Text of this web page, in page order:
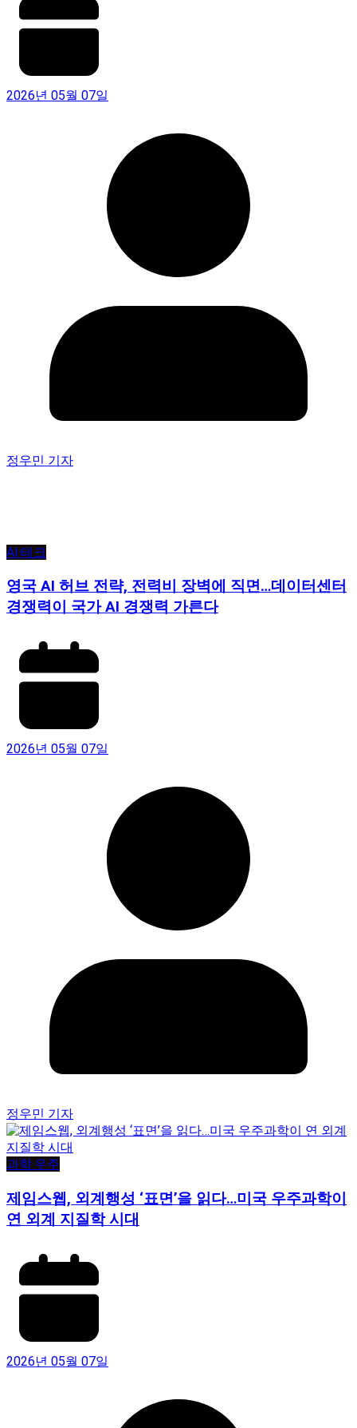
2026년 05월 07일
정우민 기자
AI·테크
영국 AI 허브 전략, 전력비 장벽에 직면…데이터센터
경쟁력이 국가 AI 경쟁력 가른다
2026년 05월 07일
정우민 기자
과학·우주
제임스웹, 외계행성 ‘표면’을 읽다…미국 우주과학이
연 외계 지질학 시대
2026년 05월 07일